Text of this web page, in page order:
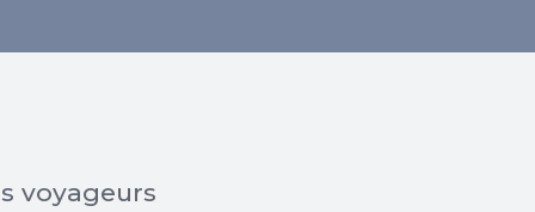
voyageurs